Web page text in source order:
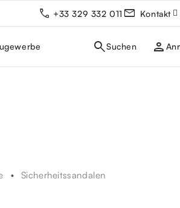
+33 329 332 011 Kontakt
person
Sicherheitssandalen